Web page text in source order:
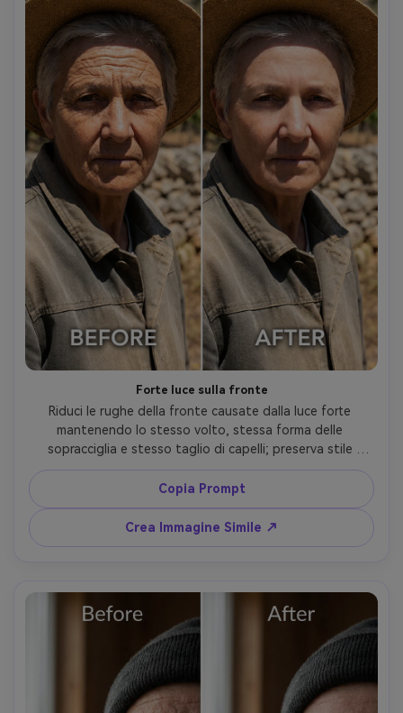
Forte luce sulla fronte
Riduci le rughe della fronte causate dalla luce forte
mantenendo lo stesso volto, stessa forma delle
sopracciglia e stesso taglio di capelli; preserva stile
originale di illuminazione e direzione dell’ombra,
mantenendo dettagli dello sfondo invariati, preservando
la direzione delle ombre --ar 4:5
Copia Prompt
Crea Immagine Simile ↗